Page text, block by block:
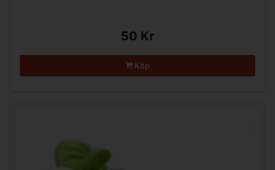
50 Kr
Köp